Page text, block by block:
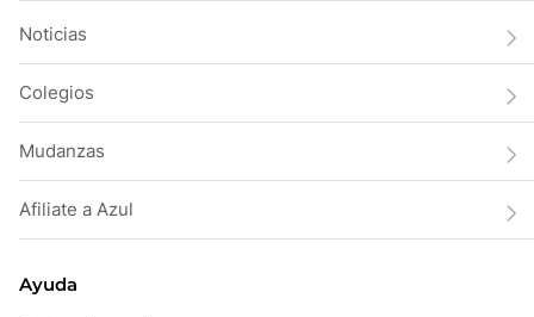
Noticias
Colegios
Mudanzas
Afiliate a Azul
Ayuda